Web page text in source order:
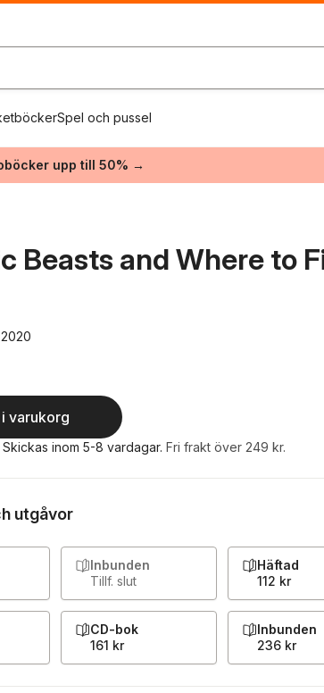
Spel och pussel
upp till 50% →
Beasts and Where to
varukorg
Skickas inom 5-8 vardagar. Fri frakt över 249 kr.
utgåvor
Inbunden
Tillf. slut
Häftad
112 kr
CD-bok
161 kr
Inbunden
236 kr